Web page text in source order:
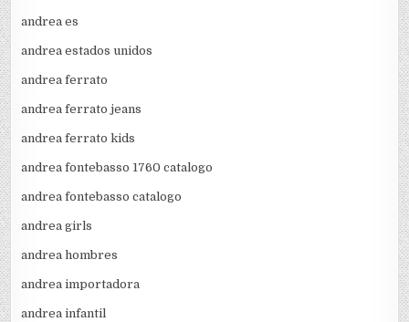
andrea es
andrea estados unidos
andrea ferrato
andrea ferrato jeans
andrea ferrato kids
andrea fontebasso 1760 catalogo
andrea fontebasso catalogo
andrea girls
andrea hombres
andrea importadora
andrea infantil